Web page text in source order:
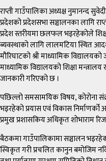
राप्ती गाउँपालिका अध्यक्ष नुमानन्द
प्रदेशको प्रदेशसभा सञ्चालनका लागि
प्रदेश स्तरीयमा छलफल भइरहेकोले
ब्यवस्थाको लागि लालमटिया स्थित
मौरिघाटको श्री माध्यामिक
माध्यामिक विद्यालयको शिक्षा
जानकारी गरिएको छ ।
पछिल्लो समसामयिक विषय, कोरोना
भइरहेको प्रयास एवं विकास
प्रमुख प्रशासकिय अधिकृत शोभाराम
बैठकमा गाउँपालिकामा सञ्चालन
स्विकृत गरी प्रचलित कानुन बमोजिम